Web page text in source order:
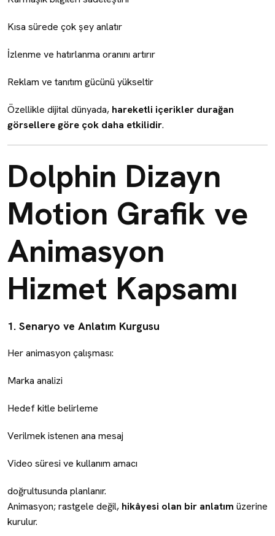
Kısa sürede çok şey anlatır
İzlenme ve hatırlanma oranını artırır
Reklam ve tanıtım gücünü yükseltir
Özellikle dijital dünyada, hareketli içerikler durağan
görsellere göre çok daha etkilidir.
Dolphin Dizayn
Motion Grafik ve
Animasyon
Hizmet Kapsamı
1. Senaryo ve Anlatım Kurgusu
Her animasyon çalışması:
Marka analizi
Hedef kitle belirleme
Verilmek istenen ana mesaj
Video süresi ve kullanım amacı
doğrultusunda planlanır.
Animasyon; rastgele değil, hikâyesi olan bir anlatım üzerine
kurulur.